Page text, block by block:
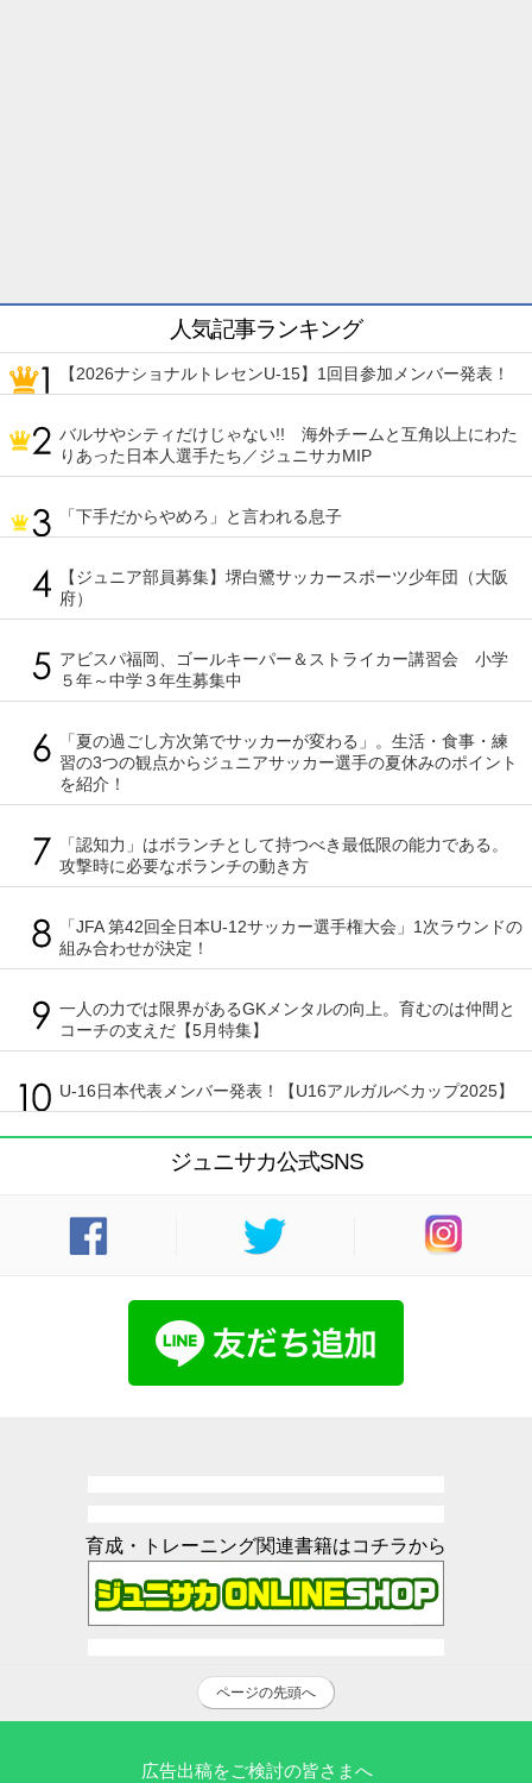
人気記事ランキング
【2026ナショナルトレセンU-15】1回目参加メンバー発表！
バルサやシティだけじゃない!! 海外チームと互角以上にわた
りあった日本人選手たち／ジュニサカMIP
「下手だからやめろ」と言われる息子
【ジュニア部員募集】堺白鷺サッカースポーツ少年団（大阪
府）
アビスパ福岡、ゴールキーパー＆ストライカー講習会 小学
５年～中学３年生募集中
「夏の過ごし方次第でサッカーが変わる」。生活・食事・練
習の3つの観点からジュニアサッカー選手の夏休みのポイント
を紹介！
「認知力」はボランチとして持つべき最低限の能力である。
攻撃時に必要なボランチの動き方
「JFA 第42回全日本U-12サッカー選手権大会」1次ラウンドの
組み合わせが決定！
一人の力では限界があるGKメンタルの向上。育むのは仲間と
コーチの支えだ【5月特集】
U-16日本代表メンバー発表！【U16アルガルベカップ2025】
ジュニサカ公式SNS
育成・トレーニング関連書籍はコチラから
ページの先頭へ
広告出稿をご検討の皆さまへ